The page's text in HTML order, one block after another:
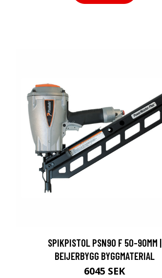
SPIKPISTOL PSN90 F 50-90MM |
BEIJERBYGG BYGGMATERIAL
6045 SEK